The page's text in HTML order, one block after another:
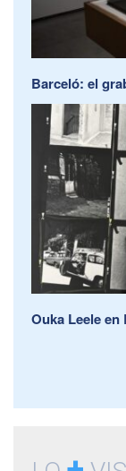
Barceló: el
Ouka Leele